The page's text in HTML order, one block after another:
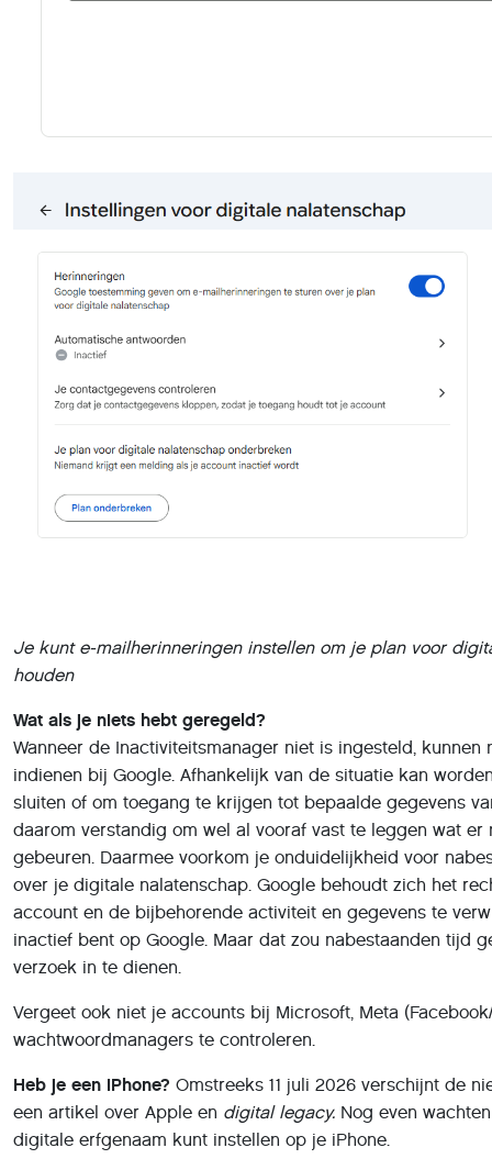
Je kunt e-mailherinneringen instellen om je plan voor
houden
Wat als je niets hebt geregeld?
Wanneer de Inactiviteitsmanager niet is ingesteld, kunnen
indienen bij Google. Afhankelijk van de situatie kan
sluiten of om toegang te krijgen tot bepaalde gegevens
daarom verstandig om wel al vooraf vast te leggen wat
gebeuren. Daarmee voorkom je onduidelijkheid voor
over je digitale nalatenschap. Google behoudt zich het
account en de bijbehorende activiteit en gegevens te
inactief bent op Google. Maar dat zou nabestaanden tijd
verzoek in te dienen.
Vergeet ook niet je accounts bij Microsoft, Meta
wachtwoordmanagers te controleren.
Heb je een iPhone? Omstreeks 11 juli 2026 verschijnt de
een artikel over Apple en digital legacy. Nog even
digitale erfgenaam kunt instellen op je iPhone.